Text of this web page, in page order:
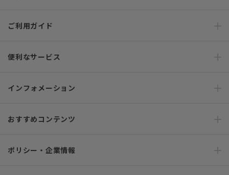
ご利用ガイド
便利なサービス
インフォメーション
おすすめコンテンツ
ポリシー・企業情報